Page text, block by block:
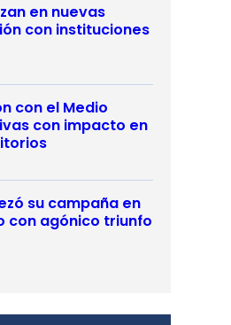
en nuevas
con instituciones
con el Medio
con impacto en
su campaña en
con agónico triunfo